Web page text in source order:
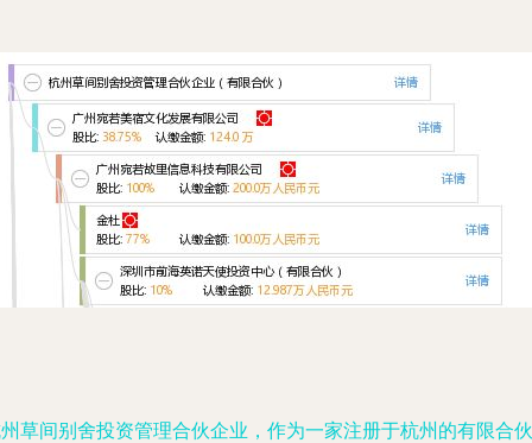
草间别舍投资管理合伙企业，作为一家注册于杭州的有限合伙